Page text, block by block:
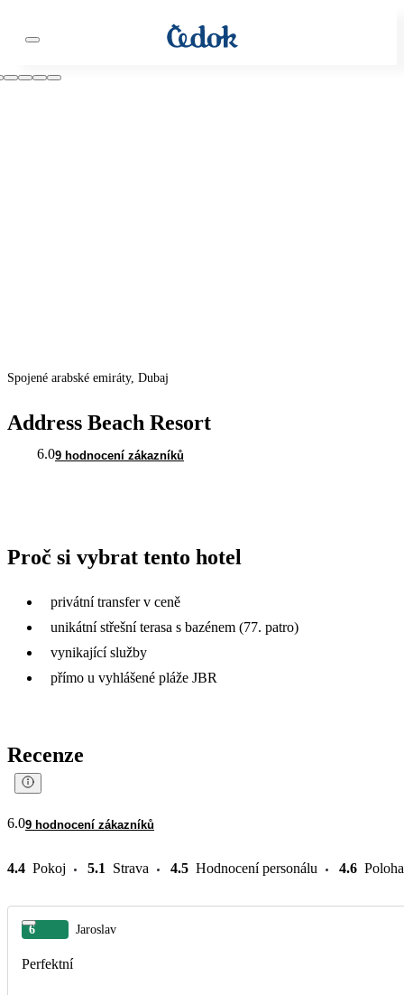
Spojené arabské emiráty, Dubaj
Address Beach Resort
6.09 hodnocení zákazníků
Proč si vybrat tento hotel
privátní transfer v ceně
unikátní střešní terasa s bazénem (77. patro)
vynikající služby
přímo u vyhlášené pláže JBR
Recenze
6.09 hodnocení zákazníků
4.4 Pokoj 5.1 Strava 4.5 Hodnocení personálu 4.6 Poloha
6 Jaroslav
Perfektní